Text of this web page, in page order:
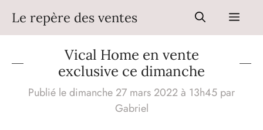
contenu
Le repère des ventes Menu
Vical Home en vente
exclusive ce dimanche
Publié le dimanche 27 mars 2022 à 13h45 par
Gabriel